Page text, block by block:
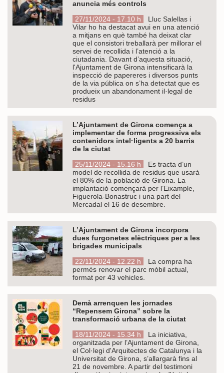
anuncia més controls
27/11/2024 - 17.10 h
Lluc Salellas i
Vilar ho ha destacat avui en una atenció
a mitjans en què també ha deixat clar
que el consistori treballarà per millorar el
servei de recollida i l’atenció a la
ciutadania. Davant d’aquesta situació,
l'Ajuntament de Girona intensificarà la
inspecció de papereres i diversos punts
de la via pública on s’ha detectat que es
produeix un abandonament il·legal de
residus
L’Ajuntament de Girona comença a
implementar de forma progressiva els
contenidors intel·ligents a 20 barris
de la ciutat
25/11/2024 - 15.16 h
Es tracta d’un
model de recollida de residus que usarà
el 80% de la població de Girona. La
implantació començarà per l’Eixample,
Figuerola-Bonastruc i una part del
Mercadal el 16 de desembre.
L’Ajuntament de Girona incorpora
dues furgonetes elèctriques per a les
brigades municipals
22/11/2024 - 12.22 h
La compra ha
permès renovar el parc mòbil actual,
format per 43 vehicles.
Demà arrenquen les jornades
“Repensem Girona” sobre la
transformació urbana de la ciutat
18/11/2024 - 15.34 h
La iniciativa,
organitzada per l’Ajuntament de Girona,
el Col·legi d'Arquitectes de Catalunya i la
Universitat de Girona, s’allargarà fins al
21 de novembre. A partir del testimoni